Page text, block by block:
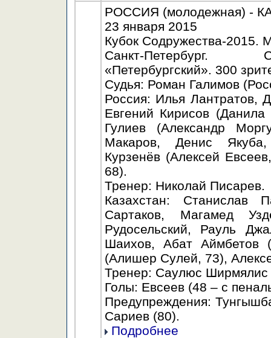
РОССИЯ (молодежная) -
23 января 2015
Кубок Содружества-2015.
Санкт-Петербург.
«Петербургский». 300
Судья: Роман Галимов
Россия: Илья Лантратов,
Евгений Кирисов
Гулиев (Александр
Макаров, Денис
Курзенёв (Алексей
68).
Тренер: Николай Писарев.
Казахстан: Станислав
Сартаков, Магамед
Рудосельский, Рауль
Шаихов, Абат Аймбетов
(Алишер Сулей, 73),
Тренер: Саулюс Ширмялис
Голы: Евсеев (48 – с
Предупреждения:
Сариев (80).
Подробнее